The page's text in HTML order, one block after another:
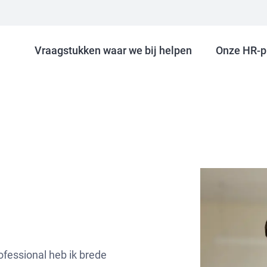
Vraagstukken waar we bij helpen Onze HR-
heb ik brede